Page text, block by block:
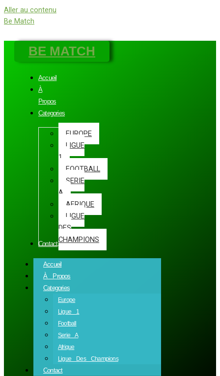
Aller au contenu
Be Match
BE MATCH
Accueil
À
Propos
Categories
EUROPE
LIGUE
1
FOOTBALL
SERIE
A
AFRIQUE
LIGUE
DES
CHAMPIONS
Contact
Accueil
À Propos
Categories
Europe
Ligue 1
Football
Serie A
Afrique
Ligue Des Champions
Contact